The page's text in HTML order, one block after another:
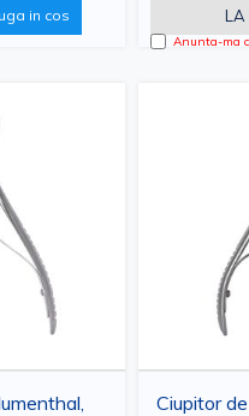
reusite.
- standarde
in cos LA
Anunta-ma
Ciupitor